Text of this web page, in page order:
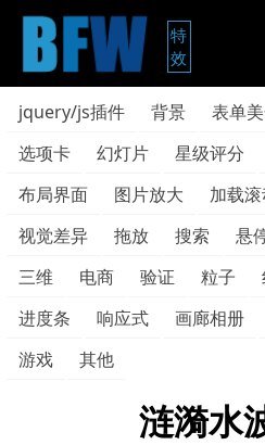
特
效
jquery/js插件 背景 表单
选项卡
幻灯片 星级评分
布局界面
图片放大 加载
视觉差异
拖放 搜索 悬
三维
电商 验证 粒子
进度条
响应式 画廊相册
游戏
其他
涟漪水